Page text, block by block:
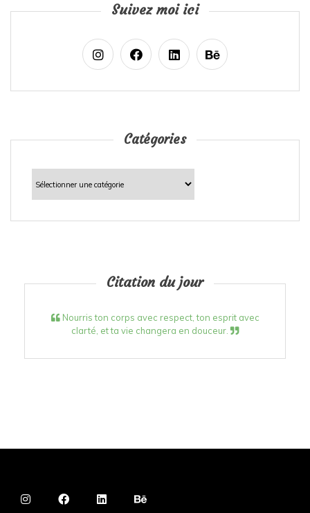
Suivez moi ici
Catégories
Catégories
Citation du jour
Nourris ton corps avec respect, ton esprit avec
clarté, et ta vie changera en douceur.